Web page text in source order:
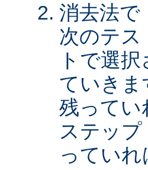
消去法で
次のテ
トで選
ていきま
残ってい
ステッ
ってい